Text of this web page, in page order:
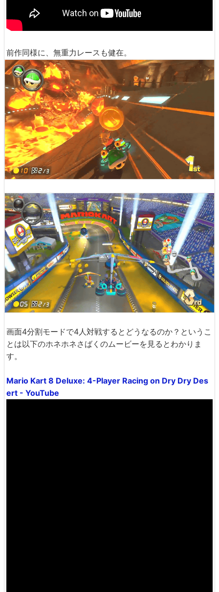
前作同様に、無重力レースも健在。
画面4分割モードで4人対戦するとどうなるのか？というこ
とは以下のホネホネさばくのムービーを見るとわかりま
す。
Mario Kart 8 Deluxe: 4-Player Racing on Dry Dry Des
ert - YouTube